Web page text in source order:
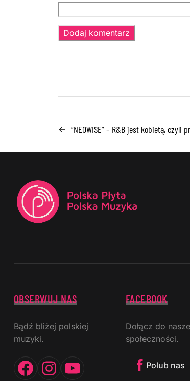
← “NEOWISE” – R&B jest kobietą, czyli
OBSERWUJ NAS
Bądź bliżej polskiej
muzyki.
Facebook
Instagram
YouTube
FACEBOOK
Dołącz do
społeczności.
Polub nas